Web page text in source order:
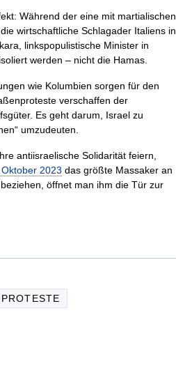
Während der eine mit martialischen
wirtschaftliche Schlagader Italiens in
linkspopulistische Minister in
werden – nicht die Hamas.
wie Kolumbien sorgen für den
verschaffen der
Es geht darum, Israel zu
umzudeuten.
antiisraelische Solidarität feiern,
2023 das größte Massaker an
öffnet man ihm die Tür zur
PROTESTE